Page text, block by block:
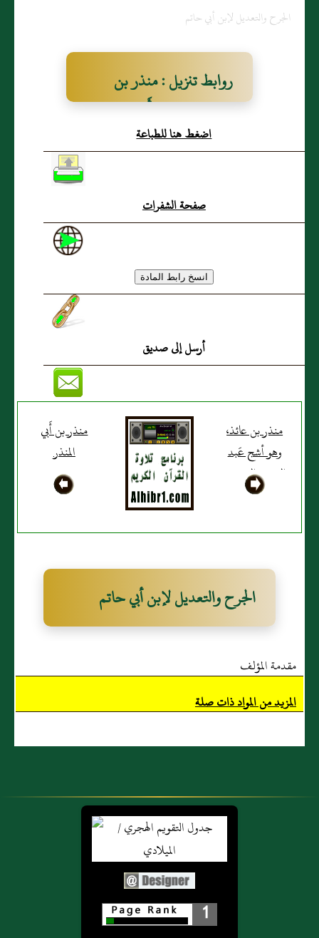
الجرح والتعديل لإبن أبي حاتم
روابط تنزيل : منذر بن
مالك بن قطعة، أَبو نضرة
العَبدي
اضغط هنا للطباعة
صفحة الشفرات
أرسل إلى صديق
منذر بن عائذ،
وهو أشج عَبد
القيس العصري
منذر بن أَبي
المنذر
الجرح والتعديل لإبن أبي حاتم
مقدمة المؤلف
المزيد من المواد ذات صلة
1